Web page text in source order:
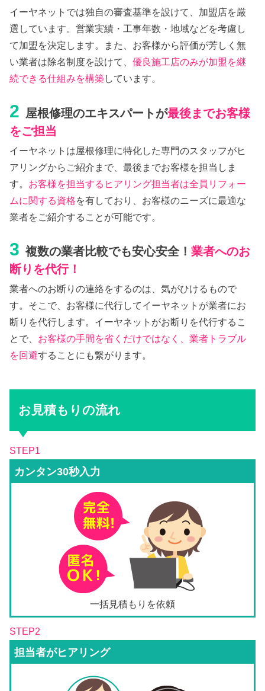
イーヤネットでは独自の審査基準を設けて、加盟店を厳
選しています。営業実績・工事年数・地域などを考慮し
て加盟を決定します。また、お客様から評価が芳しく無
い業者は除名制度を設けて、優良施工店のみが加盟を継
続できる仕組みを構築しています。
2 屋根修理のエキスパートが最後までお客様
をご担当
イーヤネットは屋根修理に特化した専門のスタッフがヒ
アリングからご紹介まで、最後までお客様を担当しま
す。 お客様を担当するヒアリング担当者は全員リフォー
ムに関する資格を有しており、お客様のニーズに最適な
業者をご紹介することが可能です。
3 複数の業者比較でも安心安全！業者へのお
断りを代行！
業者へのお断りの連絡をするのは、気がひけるもので
す。そこで、お客様に代行してイーヤネットが業者にお
断りを代行します。イーヤネットがお断りを代行するこ
とで、 お客様の手間を省くだけではなく、業者トラブル
を回避することにも繋がります。
お見積もりの流れ
STEP1
カンタン30秒入力
一括見積もりを依頼
STEP2
担当者がヒアリング